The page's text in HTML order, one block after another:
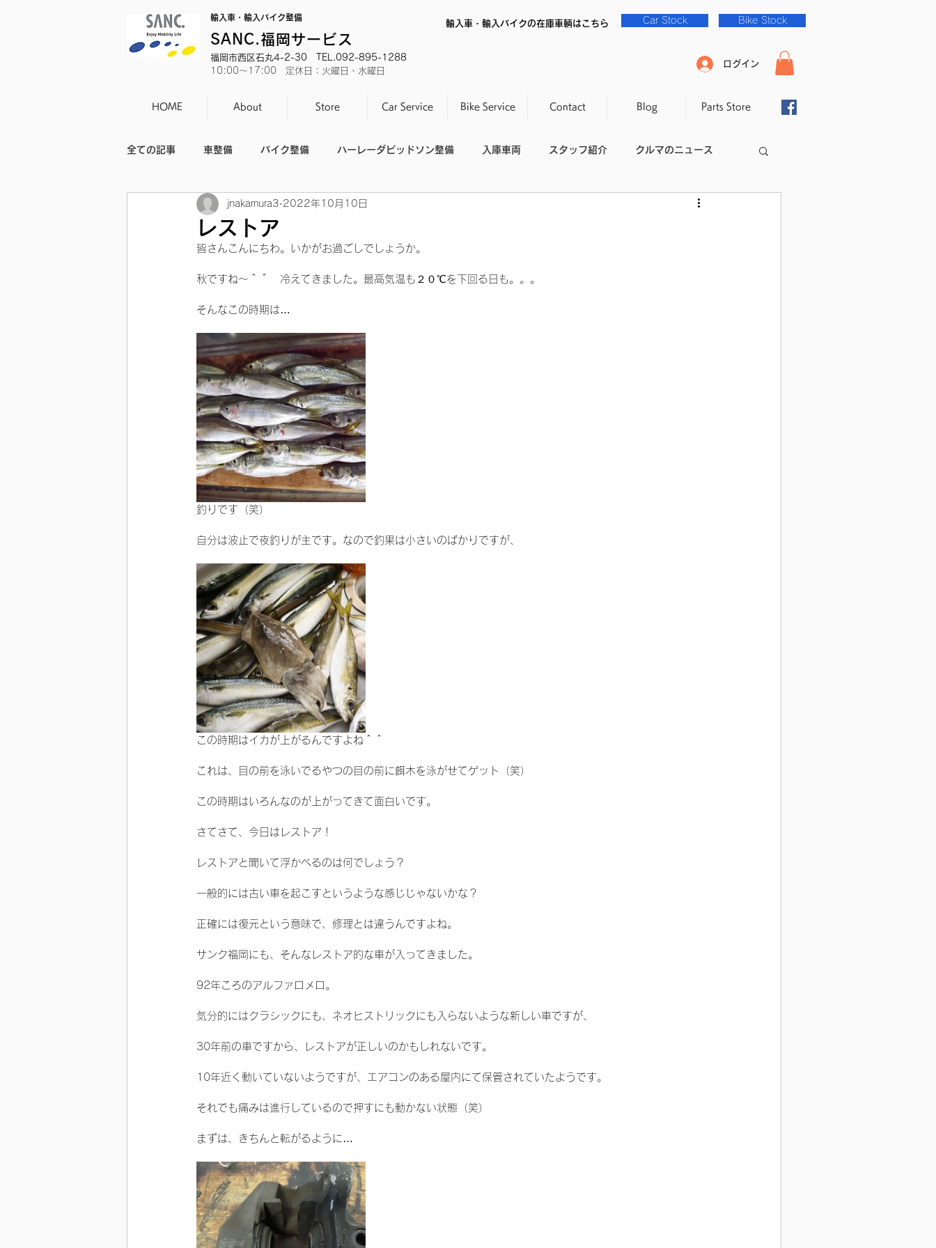
輸入車・輸入バイク整備
SANC.福岡サービス
輸入車・輸入バイクの在庫車輌はこちら Car Stock Bike Stock
福岡市西区石丸4-2-30 TEL.092-895-1288
10:00～17:00 定休日：火曜日・水曜日
ログイン
HOME About Store Car Service Bike Service Contact Blog Parts Store
全ての記事 車整備 バイク整備 ハーレーダビッドソン整備 入庫車両 スタッフ紹介 クルマのニュース
バイクのニュース 日常 スタッフの休日
レストア
jnakamura3 2022年10月10日
皆さんこんにちわ。いかがお過ごしでしょうか。
秋ですね～＾＾　冷えてきました。最高気温も２０℃を下回る日も。。。
そんなこの時期は…
釣りです（笑）
自分は波止で夜釣りが主です。なので釣果は小さいのばかりですが、
この時期はイカが上がるんですよね＾＾
これは、目の前を泳いでるやつの目の前に餌木を泳がせてゲット（笑）
この時期はいろんなのが上がってきて面白いです。
さてさて、今日はレストア！
レストアと聞いて浮かべるのは何でしょう？
一般的には古い車を起こすというような感じじゃないかな？
正確には復元という意味で、修理とは違うんですよね。
サンク福岡にも、そんなレストア的な車が入ってきました。
92年ころのアルファロメロ。
気分的にはクラシックにも、ネオヒストリックにも入らないような新しい車ですが、
30年前の車ですから、レストアが正しいのかもしれないです。
10年近く動いていないようですが、エアコンのある屋内にて保管されていたようです。
それでも痛みは進行しているので押すにも動かない状態（笑）
まずは、きちんと転がるように…